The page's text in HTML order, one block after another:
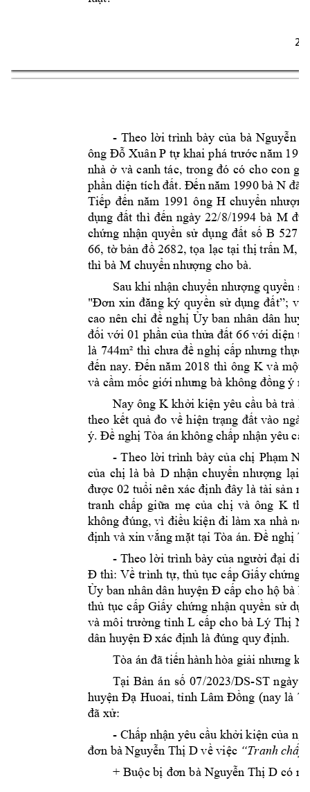
2
- Theo lời trình bày của bà Nguyễn
ông Đỗ Xuân P tự khai phá trước năm
nhà ở và canh tác, trong đó có cho con
phần diện tích đất. Đến năm 1990 bà N đã
Tiếp đến năm 1991 ông H chuyển
dụng đất thì đến ngày 22/8/1994 bà M
chứng nhận quyền sử dụng đất số B
66, tờ bản đồ 2682, tọa lạc tại thị trấn M, h
thì bà M chuyển nhượng cho bà.
Sau khi nhận chuyển nhượng quyền
"Đơn xin đăng ký quyền sử dụng đất”; vì
cao nên chỉ đề nghị Ủy ban nhân dân
đối với 01 phần của thửa đất 66 với diện
là 744m² thì chưa đề nghị cấp nhưng thực
đến nay. Đến năm 2018 thì ông K và một
và cầm mốc giới nhưng bà không đồng ý
Nay ông K khởi kiện yêu cầu bà trả
theo kết quả đo về hiện trạng đất vào ngày
ý. Đề nghị Tòa án không chấp nhận yêu
- Theo lời trình bày của chị Phạm
của chị là bà D nhận chuyển nhượng lại
được 02 tuổi nên xác định đây là tài sản
tranh chấp giữa mẹ của chị và ông K thì
không đúng, vì điều kiện đi làm xa nhà
định và xin vắng mặt tại Tòa án. Đề nghị
- Theo lời trình bày của người đại
Đ thì: Về trình tự, thủ tục cấp Giấy chứng
Ủy ban nhân dân huyện Đ cấp cho hộ bà
thủ tục cấp Giấy chứng nhận quyền sử
và môi trường tỉnh L cấp cho bà Lý Thị
dân huyện Đ xác định là đúng quy định.
Tòa án đã tiến hành hòa giải nhưng
Tại Bản án số 07/2023/DS-ST ngày
huyện Đạ Huoai, tỉnh Lâm Đồng (nay là
đã xử:
- Chấp nhận yêu cầu khởi kiện của
đơn bà Nguyễn Thị D về việc “Tranh chấp
+ Buộc bị đơn bà Nguyễn Thị D có